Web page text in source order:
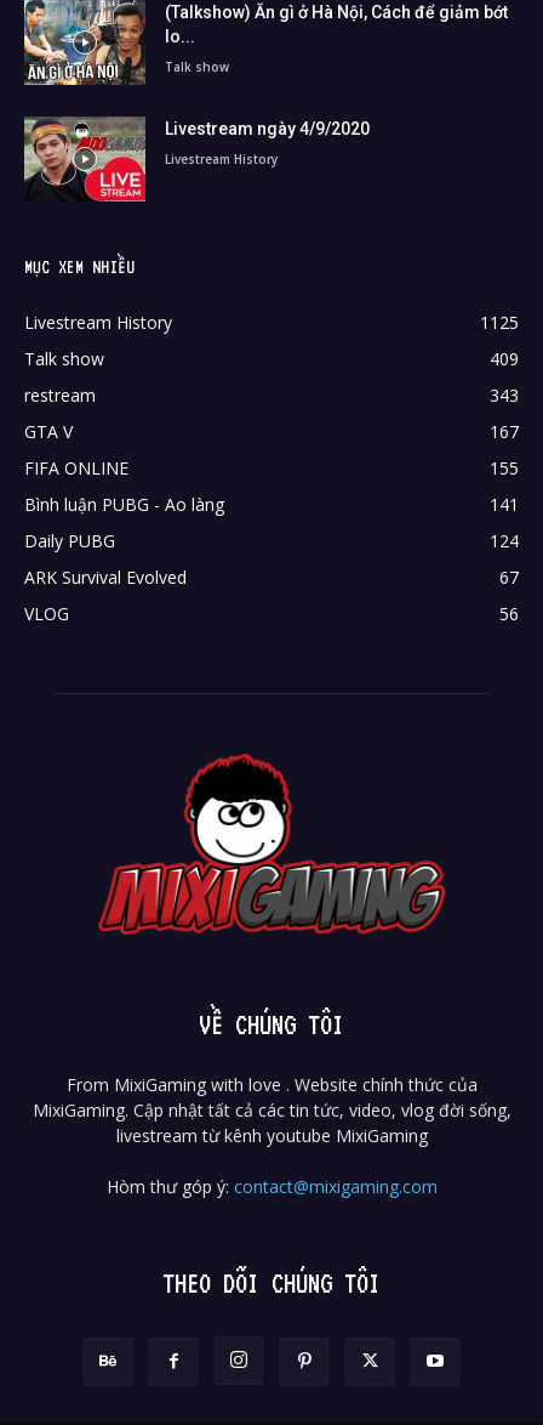
(Talkshow) Ăn gì ở Hà Nội, Cách để giảm bớt
lo...
Talk show
Livestream ngày 4/9/2020
Livestream History
MỤC XEM NHIỀU
Livestream History
1125
Talk show
409
restream
343
GTA V
167
FIFA ONLINE
155
Bình luận PUBG - Ao làng
141
Daily PUBG
124
ARK Survival Evolved
67
VLOG
56
VỀ CHÚNG TÔI
From MixiGaming with love . Website chính thức của
MixiGaming. Cập nhật tất cả các tin tức, video, vlog đời sống,
livestream từ kênh youtube MixiGaming
Hòm thư góp ý: contact@mixigaming.com
THEO DÕI CHÚNG TÔI